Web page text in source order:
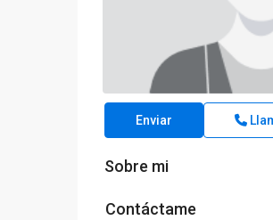
Enviar
Sobre mi
Contáctame